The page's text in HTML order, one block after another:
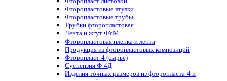
Фторопластовые втулки
Фторопластовые трубы
Трубки фторопластовая
Лента и жгут ФУМ
Фторопластовая пленка и лента
Продукция из фторопластовых композиций
Фторопласт-4 (сырье)
Суспензия Ф-4Д
Изделия точных размеров из фторопласта-4 и